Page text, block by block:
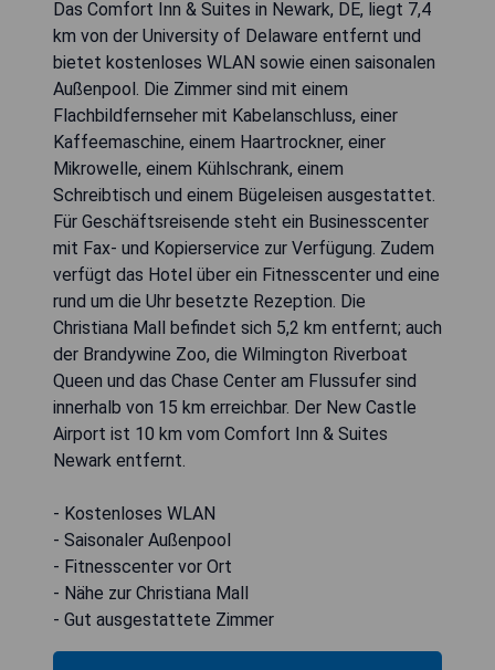
Das Comfort Inn & Suites in Newark, DE, liegt 7,4
km von der University of Delaware entfernt und
bietet kostenloses WLAN sowie einen saisonalen
Außenpool. Die Zimmer sind mit einem
Flachbildfernseher mit Kabelanschluss, einer
Kaffeemaschine, einem Haartrockner, einer
Mikrowelle, einem Kühlschrank, einem
Schreibtisch und einem Bügeleisen ausgestattet.
Für Geschäftsreisende steht ein Businesscenter
mit Fax- und Kopierservice zur Verfügung. Zudem
verfügt das Hotel über ein Fitnesscenter und eine
rund um die Uhr besetzte Rezeption. Die
Christiana Mall befindet sich 5,2 km entfernt; auch
der Brandywine Zoo, die Wilmington Riverboat
Queen und das Chase Center am Flussufer sind
innerhalb von 15 km erreichbar. Der New Castle
Airport ist 10 km vom Comfort Inn & Suites
Newark entfernt.
- Kostenloses WLAN
- Saisonaler Außenpool
- Fitnesscenter vor Ort
- Nähe zur Christiana Mall
- Gut ausgestattete Zimmer